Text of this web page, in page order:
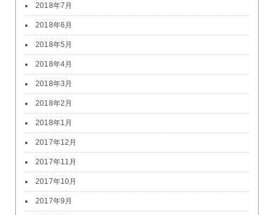
2018年7月
2018年6月
2018年5月
2018年4月
2018年3月
2018年2月
2018年1月
2017年12月
2017年11月
2017年10月
2017年9月